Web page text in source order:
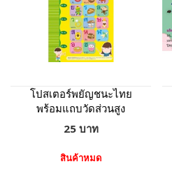
โปสเตอร์พยัญชนะไทย
พร้อมแถบวัดส่วนสูง
25 บาท
สินค้าหมด